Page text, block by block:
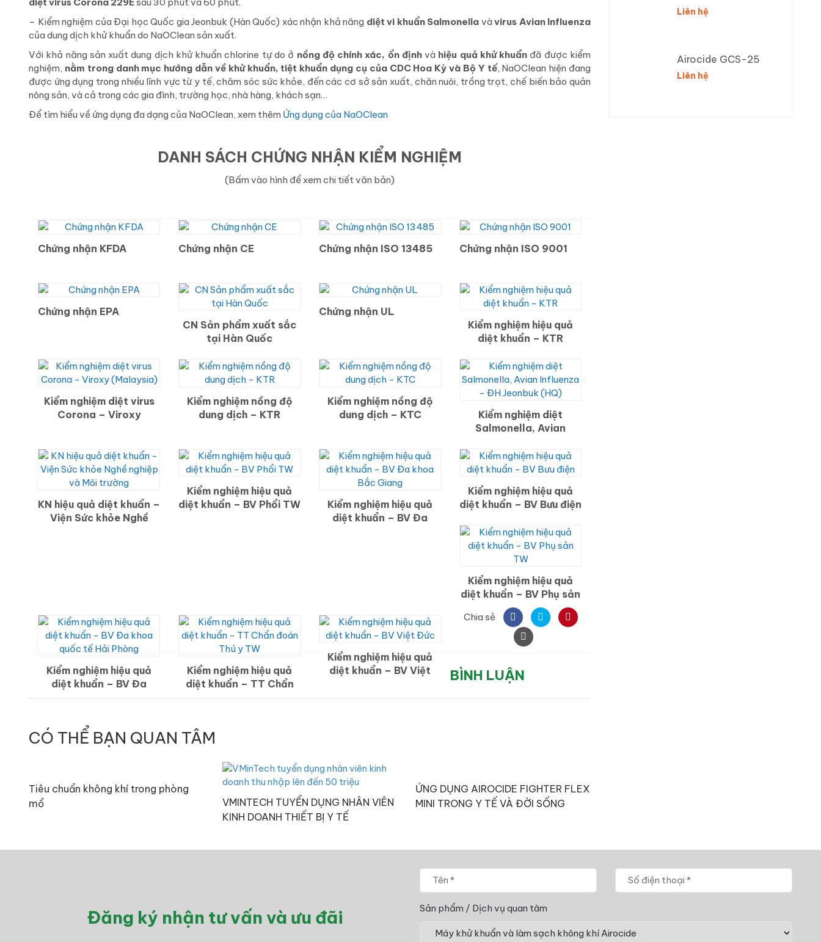
– Kiểm nghiệm của Đại học Quốc gia Jeonbuk (Hàn Quốc) xác nhận khả năng diệt vi khuẩn Salmonella và virus Avian Influenza
của dung dịch khử khuẩn do NaOClean sản xuất.
Với khả năng sản xuất dung dịch khử khuẩn chlorine tự do ở nồng độ chính xác, ổn địnhvà hiệu quả khử khuẩn đã được kiểm
nghiệm, nằm trong danh mục hướng dẫn về khử khuẩn, tiệt khuẩn dụng cụ của CDC Hoa Kỳ và Bộ Y tế, NaOClean hiện đang
được ứng dụng trong nhiều lĩnh vực từ y tế, chăm sóc sức khỏe, đến các cơ sở sản xuất, chăn nuôi, trồng trọt, chế biến bảo quản
nông sản, và cả trong các gia đình, trường học, nhà hàng, khách sạn…
Để tìm hiểu về ứng dụng đa dạng của NaOClean, xem thêm Ứng dụng của NaOClean
DANH SÁCH CHỨNG NHẬN KIỂM NGHIỆM
(Bấm vào hình để xem chi tiết văn bản)
Chứng nhận KFDA Chứng nhận CE Chứng nhận ISO 13485 Chứng nhận ISO 9001
Chứng nhận EPA
CN Sản phẩm xuất sắc
tại Hàn Quốc
Chứng nhận UL
Kiểm nghiệm hiệu quả
diệt khuẩn – KTR
Kiểm nghiệm diệt virus
Corona – Viroxy
Kiểm nghiệm nồng độ
dung dịch – KTR
Kiểm nghiệm nồng độ
dung dịch – KTC
Kiểm nghiệm diệt
Salmonella, Avian
(HQ)
KN hiệu quả diệt khuẩn –
Viện Sức khỏe Nghề
Kiểm nghiệm hiệu quả
diệt khuẩn – BV Phổi TW
Kiểm nghiệm hiệu quả
diệt khuẩn – BV Đa
Kiểm nghiệm hiệu quả
diệt khuẩn – BV Bưu điện
Kiểm nghiệm hiệu quả
diệt khuẩn – BV Phụ sản
TW
Kiểm nghiệm hiệu quả
diệt khuẩn – BV Đa
khoa quốc tế Hải Phòng
Kiểm nghiệm hiệu quả
diệt khuẩn – TT Chẩn
đoán Thú y TW
Kiểm nghiệm hiệu quả
diệt khuẩn – BV Việt
Chia sẻ
BÌNH LUẬN
CÓ THỂ BẠN QUAN TÂM
Tiêu chuẩn không khí trong phòng
mổ
VMINTECH TUYỂN DỤNG NHÂN VIÊN
KINH DOANH THIẾT BỊ Y TẾ
ỨNG DỤNG AIROCIDE FIGHTER FLEX
MINI TRONG Y TẾ VÀ ĐỜI SỐNG
Liên hệ
Airocide GCS-25
Liên hệ
Đăng ký nhận tư vấn và ưu đãi Sản phẩm / Dịch vụ quan tâm